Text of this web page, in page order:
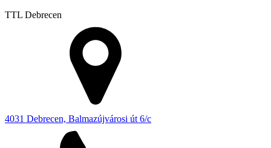
TTL Debrecen
4031 Debrecen, Balmazújvárosi út 6/c